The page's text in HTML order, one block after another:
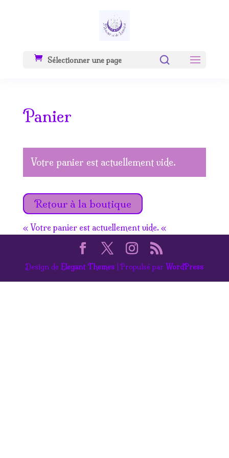
Sélectionner une page
Panier
Votre panier est actuellement vide.
Retour à la boutique
« Votre panier est actuellement vide. «
Design deElegant Themes | Propulsé parWordPress